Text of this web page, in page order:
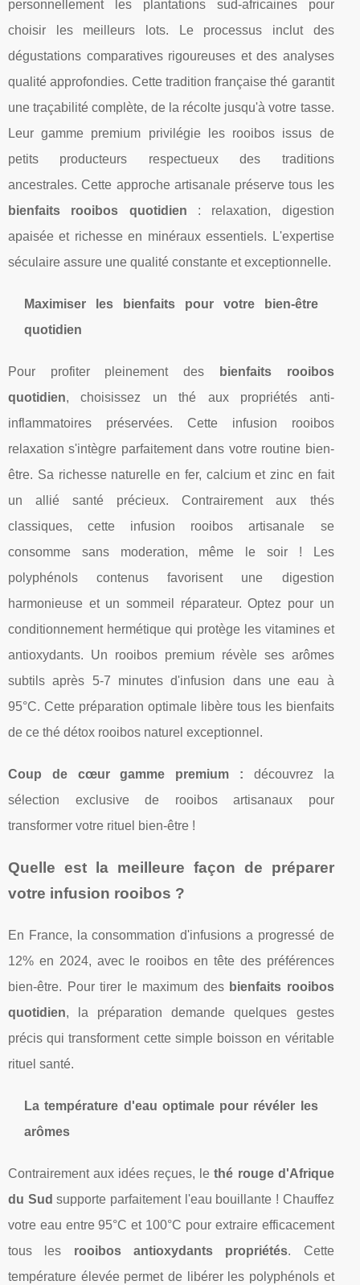
personnellement les plantations sud-africaines pour
choisir les meilleurs lots. Le processus inclut des
dégustations comparatives rigoureuses et des analyses
qualité approfondies. Cette tradition française thé garantit
une traçabilité complète, de la récolte jusqu'à votre tasse.
Leur gamme premium privilégie les rooibos issus de
petits producteurs respectueux des traditions
ancestrales. Cette approche artisanale préserve tous les
bienfaits rooibos quotidien : relaxation, digestion
apaisée et richesse en minéraux essentiels. L'expertise
séculaire assure une qualité constante et exceptionnelle.
Maximiser les bienfaits pour votre bien-être
quotidien
Pour profiter pleinement des
bienfaits rooibos
quotidien, choisissez un thé aux propriétés anti-
inflammatoires préservées. Cette infusion rooibos
relaxation s'intègre parfaitement dans votre routine bien-
être. Sa richesse naturelle en fer, calcium et zinc en fait
un allié santé précieux. Contrairement aux thés
classiques, cette infusion rooibos artisanale se
consomme sans moderation, même le soir ! Les
polyphénols contenus favorisent une digestion
harmonieuse et un sommeil réparateur. Optez pour un
conditionnement hermétique qui protège les vitamines et
antioxydants. Un rooibos premium révèle ses arômes
subtils après 5-7 minutes d'infusion dans une eau à
95°C. Cette préparation optimale libère tous les bienfaits
de ce thé détox rooibos naturel exceptionnel.
Coup de cœur gamme premium : découvrez la
sélection exclusive de rooibos artisanaux pour
transformer votre rituel bien-être !
Quelle est la meilleure façon de préparer
votre infusion rooibos ?
En France, la consommation d'infusions a progressé de
12% en 2024, avec le rooibos en tête des préférences
bien-être. Pour tirer le maximum des bienfaits rooibos
quotidien, la préparation demande quelques gestes
précis qui transforment cette simple boisson en véritable
rituel santé.
La température d'eau optimale pour révéler les
arômes
Contrairement aux idées reçues, lethé rouge d'Afrique
du Sud supporte parfaitement l'eau bouillante ! Chauffez
votre eau entre 95°C et 100°C pour extraire efficacement
tous les rooibos antioxydants propriétés. Cette
température élevée permet de libérer les polyphénols et